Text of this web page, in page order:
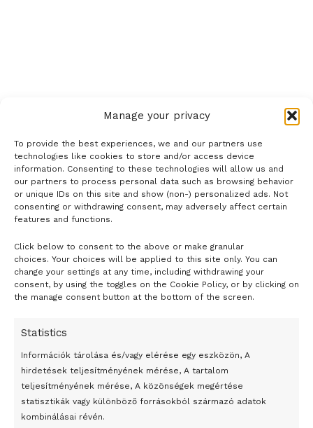
Manage your privacy
To provide the best experiences, we and our partners use
technologies like cookies to store and/or access device
information. Consenting to these technologies will allow us and
our partners to process personal data such as browsing behavior
or unique IDs on this site and show (non-) personalized ads. Not
consenting or withdrawing consent, may adversely affect certain
features and functions.
Click below to consent to the above or make granular
choices. Your choices will be applied to this site only. You can
change your settings at any time, including withdrawing your
consent, by using the toggles on the Cookie Policy, or by clicking on
the manage consent button at the bottom of the screen.
Statistics
Információk tárolása és/vagy elérése egy eszközön, A
hirdetések teljesítményének mérése, A tartalom
teljesítményének mérése, A közönségek megértése
statisztikák vagy különböző forrásokból származó adatok
kombinálásai révén.
- H I R D E T É S -